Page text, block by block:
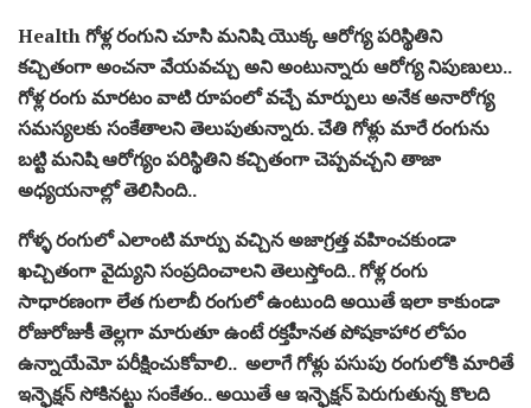
Health గోళ్ల రంగుని చూసి మనిషి యొక్క ఆరోగ్య పరిస్థితిని
కచ్చితంగా అంచనా వేయవచ్చు అని అంటున్నారు ఆరోగ్య నిపుణులు..
గోళ్ల రంగు మారటం వాటి రూపంలో వచ్చే మార్పులు అనేక అనారోగ్య
సమస్యలకు సంకేతాలని తెలుపుతున్నారు. చేతి గోళ్లు మారే రంగును
బట్టి మనిషి ఆరోగ్యం పరిస్థితిని కచ్చితంగా చెప్పవచ్చని తాజా
అధ్యయనాల్లో తెలిసింది..
గోళ్ళ రంగులో ఎలాంటి మార్పు వచ్చిన అజాగ్రత్త వహించకుండా
ఖచ్చితంగా వైద్యుని సంప్రదించాలని తెలుస్తోంది.. గోళ్ల రంగు
సాధారణంగా లేత గులాబీ రంగులో ఉంటుంది అయితే ఇలా కాకుండా
రోజురోజుకీ తెల్లగా మారుతూ ఉంటే రక్తహీనత పోషకాహార లోపం
ఉన్నాయేమో పరీక్షించుకోవాలి.. అలాగే గోళ్లు పసుపు రంగులోకి మారితే
ఇన్ఫెక్షన్ సోకినట్టు సంకేతం.. అయితే ఆ ఇన్ఫెక్షన్ పెరుగుతున్న కొలది